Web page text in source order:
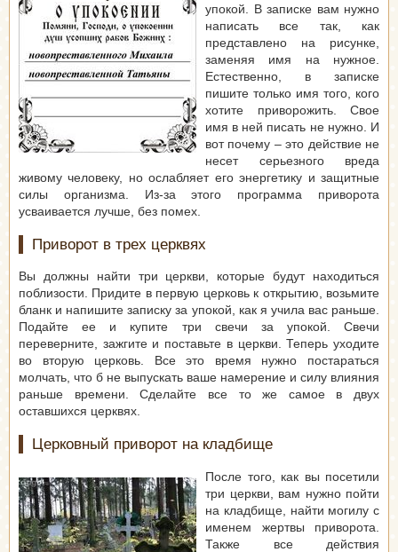
упокой. В записке вам нужно
написать все так, как
представлено на рисунке,
заменяя имя на нужное.
Естественно, в записке
пишите только имя того, кого
хотите приворожить. Свое
имя в ней писать не нужно. И
вот почему – это действие не
несет серьезного вреда
живому человеку, но ослабляет его энергетику и защитные
силы организма. Из-за этого программа приворота
усваивается лучше, без помех.
Приворот в трех церквях
Вы должны найти три церкви, которые будут находиться
поблизости. Придите в первую церковь к открытию, возьмите
бланк и напишите записку за упокой, как я учила вас раньше.
Подайте ее и купите три свечи за упокой. Свечи
переверните, зажгите и поставьте в церкви. Теперь уходите
во вторую церковь. Все это время нужно постараться
молчать, что б не выпускать ваше намерение и силу влияния
раньше времени. Сделайте все то же самое в двух
оставшихся церквях.
Церковный приворот на кладбище
После того, как вы посетили
три церкви, вам нужно пойти
на кладбище, найти могилу с
именем жертвы приворота.
Также все действия